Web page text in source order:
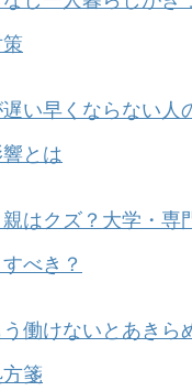
い早くならない人
とは
はクズ？大学・専
べき？
働けないとあきら
箋